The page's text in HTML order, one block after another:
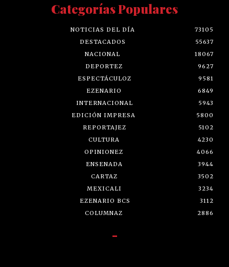
Categorías Populares
NOTICIAS DEL DÍA
73105
DESTACADOS
55637
NACIONAL
18067
DEPORTEZ
9627
ESPECTÁCULOZ
9581
EZENARIO
6849
INTERNACIONAL
5943
EDICIÓN IMPRESA
5800
REPORTAJEZ
5102
CULTURA
4230
OPINIONEZ
4066
ENSENADA
3944
CARTAZ
3502
MEXICALI
3234
EZENARIO BCS
3112
COLUMNAZ
2886
-